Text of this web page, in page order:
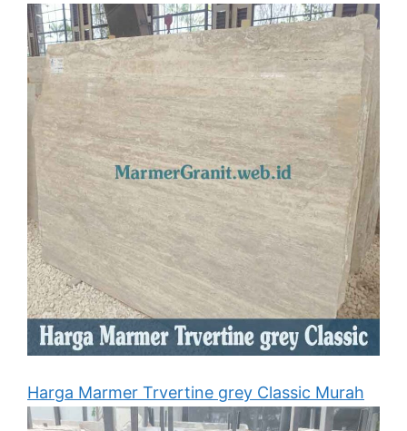
Harga Marmer Trvertine grey Classic Murah